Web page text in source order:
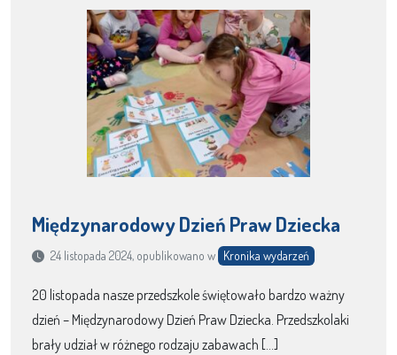
Międzynarodowy Dzień Praw Dziecka
24 listopada 2024, opublikowano w Kronika wydarzeń
20 listopada nasze przedszkole świętowało bardzo ważny
dzień – Międzynarodowy Dzień Praw Dziecka. Przedszkolaki
brały udział w różnego rodzaju zabawach […]